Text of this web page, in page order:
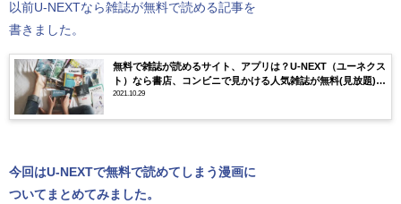
以前U-NEXTなら雑誌が無料で読める記事を
書きました。
無料で雑誌が読めるサイト、アプリは？U-NEXT（ユーネクス
ト）なら書店、コンビニで見かける人気雑誌が無料(見放題)で
読める！
2021.10.29
今回はU-NEXTで無料で読めてしまう漫画に
ついてまとめてみました。